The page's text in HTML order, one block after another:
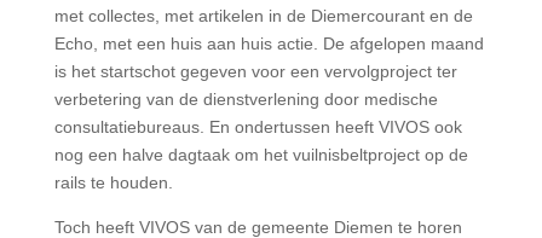
met collectes, met artikelen in de Diemercourant en de
Echo, met een huis aan huis actie. De afgelopen maand
is het startschot gegeven voor een vervolgproject ter
verbetering van de dienstverlening door medische
consultatiebureaus. En ondertussen heeft VIVOS ook
nog een halve dagtaak om het vuilnisbeltproject op de
rails te houden.
Toch heeft VIVOS van de gemeente Diemen te horen